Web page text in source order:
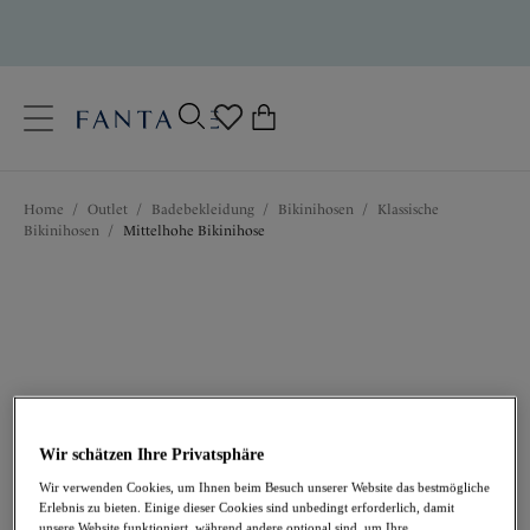
Sprache
Home / Outlet / Badebekleidung / Bikinihosen /
Klassische
Bikinihosen / Mittelhohe Bikinihose
25,16 € war 35,95 €
Wir schätzen Ihre Privatsphäre
Wir verwenden Cookies, um Ihnen beim Besuch unserer Website das bestmögliche
Erlebnis zu bieten. Einige dieser Cookies sind unbedingt erforderlich, damit